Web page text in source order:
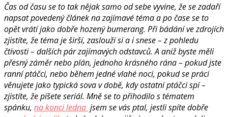
Čas od času se to tak nějak samo od sebe vyvine, že se zadaří
napsat povedený článek na zajímavé téma a po čase se to
opět vrátí jako dobře hozený bumerang. Při bádání ve zdrojích
zjistíte, že téma je širší, zaslouží si a i snese – z pohledu
čtivosti – dalších pár zajímavých odstavců. A aniž byste měli
přesný záměr nebo plán, jednoho krásného rána – pokud jste
ranní ptáčci, nebo během jedné vlahé noci, pokud se práci
věnujete jako typická sova v době, kdy ostatní ptáčci spí –
zjistíte, že píšete seriál. Mně se to přihodilo s tématem
spánku, na konci ledna jsem se vás ptal, jestli spíte dobře